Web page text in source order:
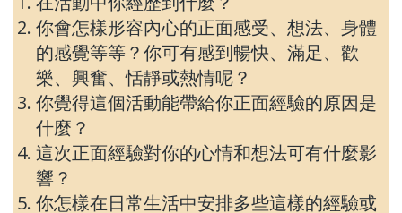
你會怎樣形容內心的正面感受、想法、身體
的感覺等等？你可有感到暢快、滿足、歡
樂、興奮、恬靜或熱情呢？
你覺得這個活動能帶給你正面經驗的原因是
什麼？
這次正面經驗對你的心情和想法可有什麼影
響？
你怎樣在日常生活中安排多些這樣的經驗或